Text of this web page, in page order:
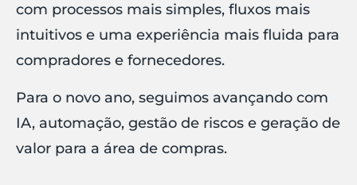
com processos mais simples, fluxos mais
intuitivos e uma experiência mais fluida para
compradores e fornecedores.
Para o novo ano, seguimos avançando com
IA, automação, gestão de riscos e geração de
valor para a área de compras.